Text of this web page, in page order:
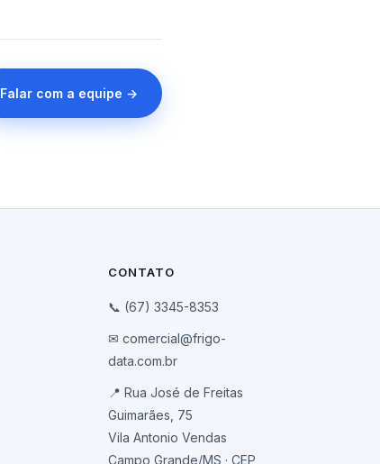
Falar com a equipe →
CONTATO
📞 (67) 3345-8353
✉ comercial@frigo-
data.com.br
📍 Rua José de Freitas
Guimarães, 75
Vila Antonio Vendas
Campo Grande/MS · CEP